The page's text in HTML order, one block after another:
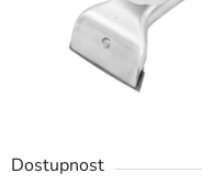
Dostupnost